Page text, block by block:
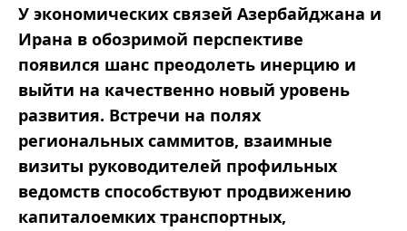
У экономических связей Азербайджана и
Ирана в обозримой перспективе
появился шанс преодолеть инерцию и
выйти на качественно новый уровень
развития. Встречи на полях
региональных саммитов, взаимные
визиты руководителей профильных
ведомств способствуют продвижению
капиталоемких транспортных,